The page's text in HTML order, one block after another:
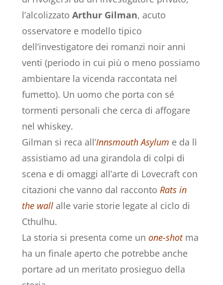
l’alcolizzato Arthur Gilman, acuto
osservatore e modello tipico
dell’investigatore dei romanzi noir anni
venti (periodo in cui più o meno possiamo
ambientare la vicenda raccontata nel
fumetto). Un uomo che porta con sé
tormenti personali che cerca di affogare
nel whiskey.
Gilman si reca all’Innsmouth Asylum e da lì
assistiamo ad una girandola di colpi di
scena e di omaggi all’arte di Lovecraft con
citazioni che vanno dal racconto Rats in
the wallalle varie storie legate al ciclo di
Cthulhu.
La storia si presenta come un one-shot ma
ha un finale aperto che potrebbe anche
portare ad un meritato prosieguo della